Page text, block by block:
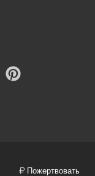
Пожертвовать